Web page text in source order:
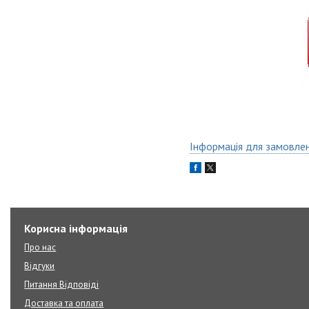
Інформація для
Корисна інформація
Про нас
Відгуки
Питання Відповіді
Доставка та оплата